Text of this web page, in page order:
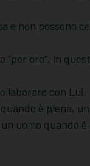
e non possono
ora”, in
con Lui.
è piena,
uomo quando